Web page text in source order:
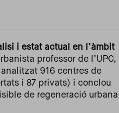
i estat actual en l’àmbit
professor de l’UPC,
916 centres de
i 87 privats) i conclou
de regeneració urbana